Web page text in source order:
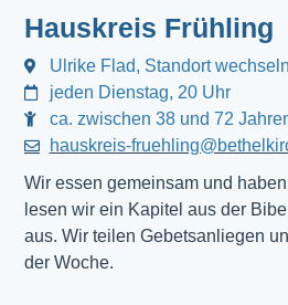
Hauskreis Frühling
Ulrike Flad, Standort
jeden Dienstag, 20 Uhr
ca. zwischen 38 und 72
hauskreis-
Wir essen gemeinsam und
lesen wir ein Kapitel aus der
aus. Wir teilen Gebetsanliegen
der Woche.